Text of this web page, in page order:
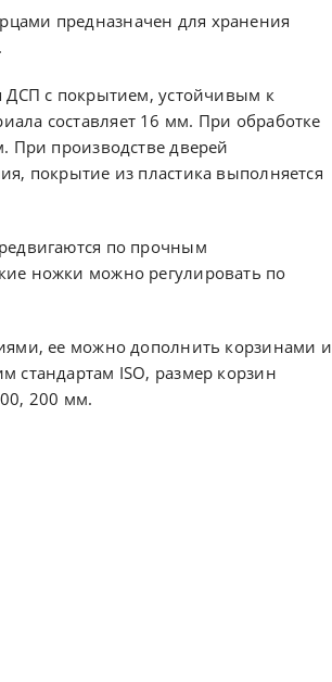
предназначен для хранения
ДСП с покрытием, устойчивым к
составляет 16 мм. При обработке
При производстве дверей
покрытие из пластика выполняется
по прочным
ножки можно регулировать по
ее можно дополнить корзинами и
стандартам ISO, размер корзин
200 мм.